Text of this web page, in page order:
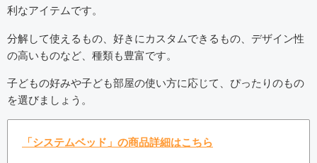
利なアイテムです。
分解して使えるもの、好きにカスタムできるもの、デザイン性
の高いものなど、種類も豊富です。
子どもの好みや子ども部屋の使い方に応じて、ぴったりのもの
を選びましょう。
「システムベッド」の商品詳細はこちら